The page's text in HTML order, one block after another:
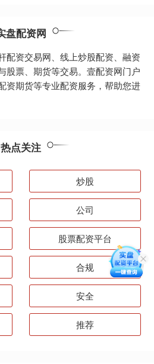
盘配资网
配资交易网、线上炒股配资、融资
股票、期货等交易。壹配资网门户
资期货等专业配资服务，帮助您进
热点关注
炒股
公司
股票配资平台
合规
安全
推荐